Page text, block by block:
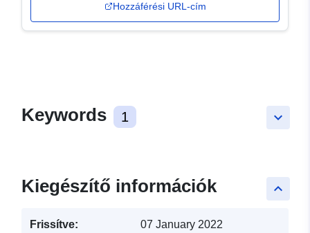
Hozzáférési URL-cím
keyboard_arrow_down
Keywords 1
keyboard_arrow_up
Kiegészítő információk
Frissítve: 07 January 2022